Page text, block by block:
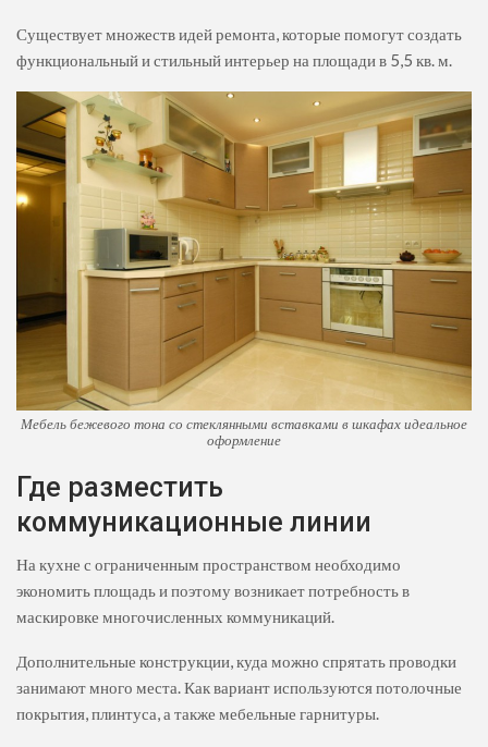
Существует множеств идей ремонта, которые помогут создать
функциональный и стильный интерьер на площади в 5,5 кв. м.
Мебель бежевого тона со стеклянными вставками в шкафах идеальное
оформление
Где разместить
коммуникационные линии
На кухне с ограниченным пространством необходимо
экономить площадь и поэтому возникает потребность в
маскировке многочисленных коммуникаций.
Дополнительные конструкции, куда можно спрятать проводки
занимают много места. Как вариант используются потолочные
покрытия, плинтуса, а также мебельные гарнитуры.